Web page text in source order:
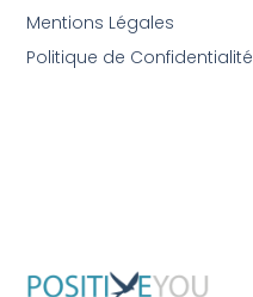
Mentions Légales
Politique de Confidentialité